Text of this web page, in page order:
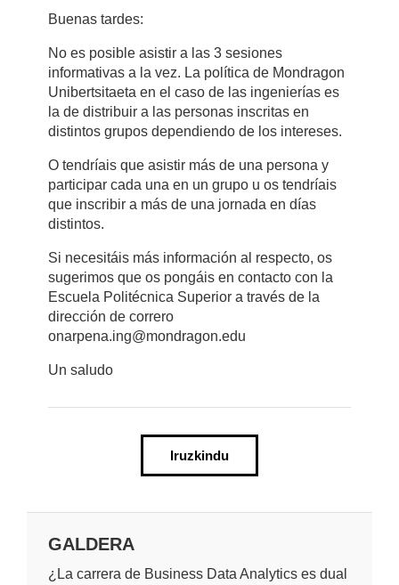
Buenas tardes:
No es posible asistir a las 3 sesiones
informativas a la vez. La política de Mondragon
Unibertsitaeta en el caso de las ingenierías es
la de distribuir a las personas inscritas en
distintos grupos dependiendo de los intereses.
O tendríais que asistir más de una persona y
participar cada una en un grupo u os tendríais
que inscribir a más de una jornada en días
distintos.
Si necesitáis más información al respecto, os
sugerimos que os pongáis en contacto con la
Escuela Politécnica Superior a través de la
dirección de correro
onarpena.ing@mondragon.edu
Un saludo
Iruzkindu
GALDERA
¿La carrera de Business Data Analytics es dual